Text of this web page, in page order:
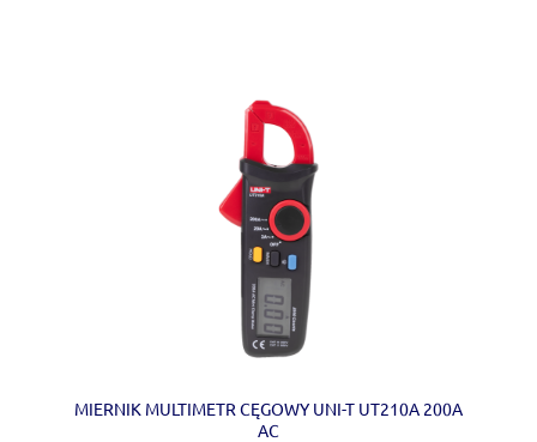
MIERNIK MULTIMETR CĘGOWY UNI-T UT210A 200A
AC